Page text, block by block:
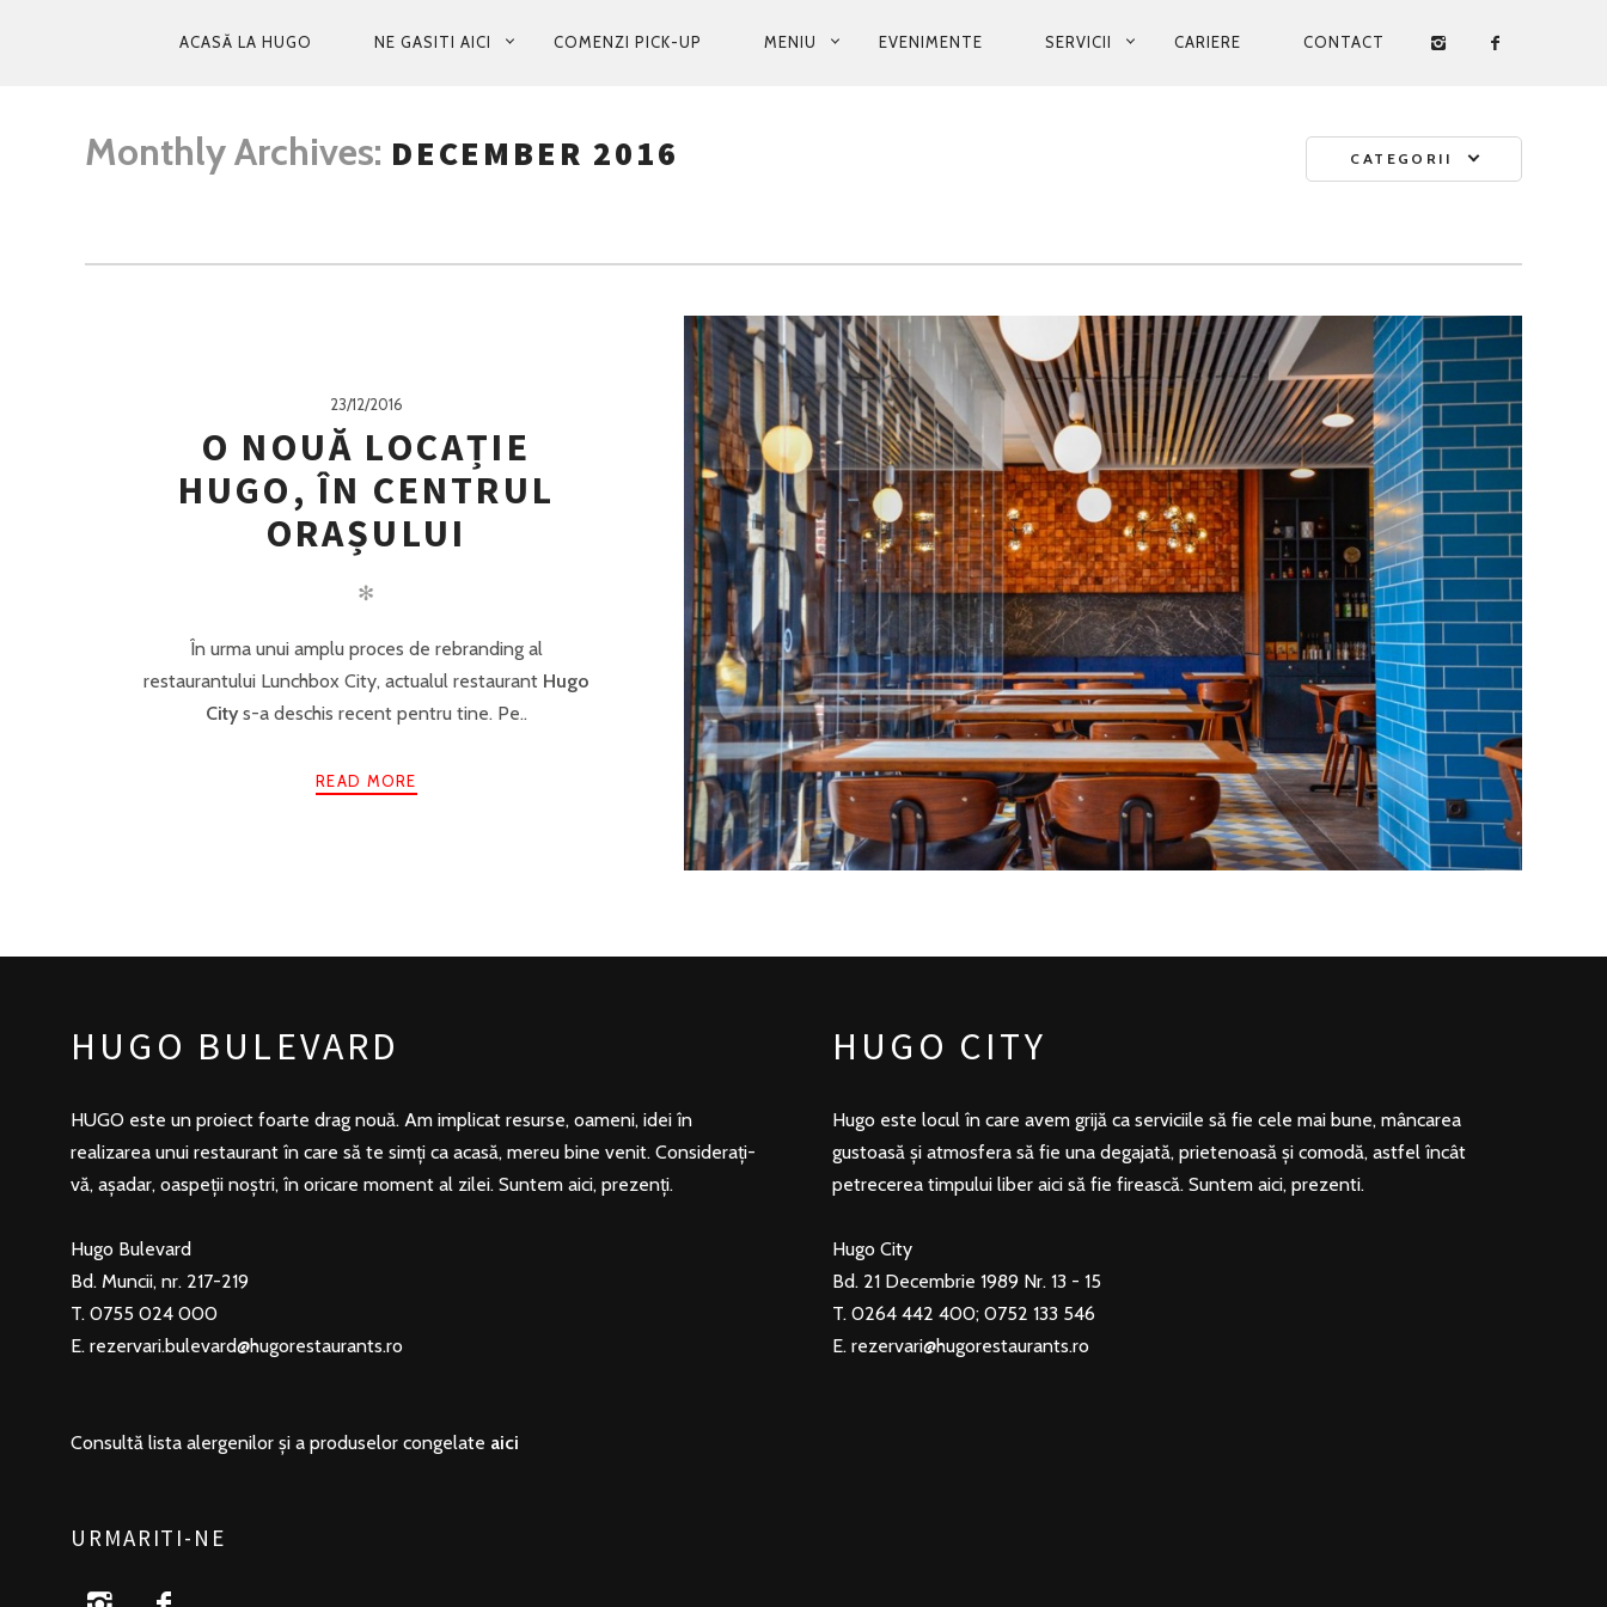
PRIMARY
ACASĂ LA HUGO NE GASITI AICI COMENZI PICK-UP MENIU EVENIMENTE SERVICII CARIERE CONTACT
Monthly Archives: DECEMBER 2016 CATEGORII
23/12/2016
O NOUĂ LOCAȚIE
HUGO, ÎN CENTRUL
ORAȘULUI
✻
În urma unui amplu proces de rebranding al
restaurantului Lunchbox City, actualul restaurant Hugo
Citys-a deschis recent pentru tine. Pe..
READ MORE
HUGO BULEVARD
HUGO este un proiect foarte drag nouă. Am implicat resurse, oameni, idei în
realizarea unui restaurant în care să te simți ca acasă, mereu bine venit. Considerați-
vă, așadar, oaspeții noștri, în oricare moment al zilei. Suntem aici, prezenți.
Hugo Bulevard
Bd. Muncii, nr. 217-219
T. 0755 024 000
E. rezervari.bulevard@hugorestaurants.ro
HUGO CITY
Hugo este locul în care avem grijă ca serviciile să fie cele mai bune, mâncarea
gustoasă și atmosfera să fie una degajată, prietenoasă și comodă, astfel încât
petrecerea timpului liber aici să fie firească. Suntem aici, prezenti.
Hugo City
Bd. 21 Decembrie 1989 Nr. 13 - 15
T. 0264 442 400; 0752 133 546
E. rezervari@hugorestaurants.ro
Consultă lista alergenilor și a produselor congelate aici
URMARITI-NE